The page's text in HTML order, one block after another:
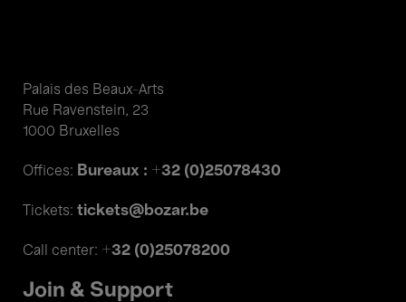
Palais des Beaux-Arts
Rue Ravenstein, 23
1000 Bruxelles
Offices: Bureaux : +32 (0)25078430
Tickets: tickets@bozar.be
Call center: +32 (0)25078200
Join & Support